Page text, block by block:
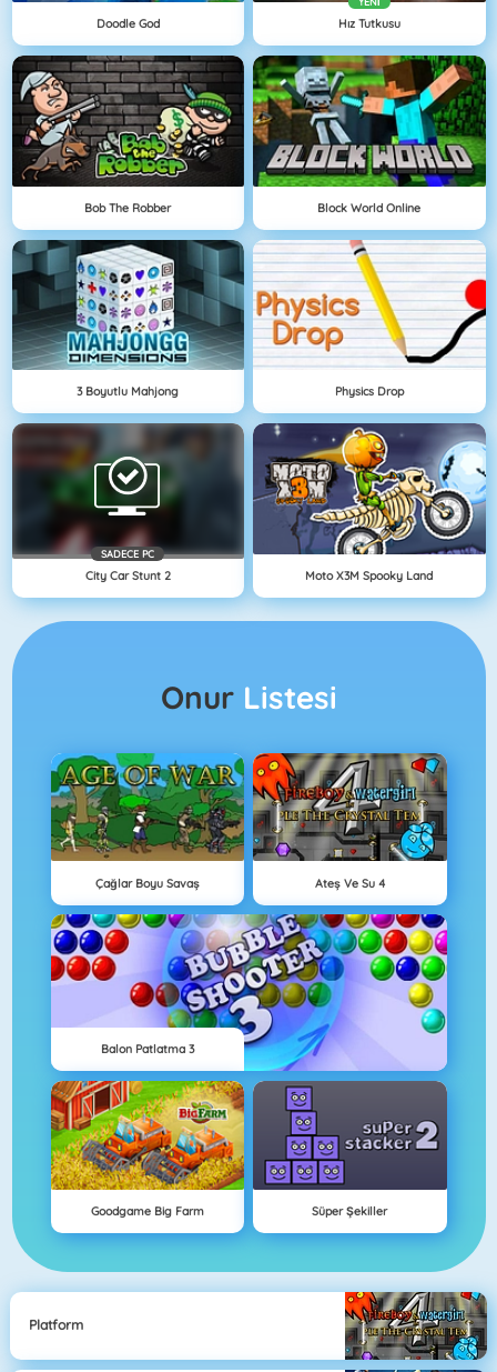
Doodle God Hız Tutkusu
Bob The Robber Block World Online
3 Boyutlu Mahjong Physics Drop
SADECE PC
City Car Stunt 2 Moto X3M Spooky Land
Onur Listesi
Çağlar Boyu Savaş Ateş Ve Su 4
Balon Patlatma 3
Goodgame Big Farm Süper Şekiller
Platform